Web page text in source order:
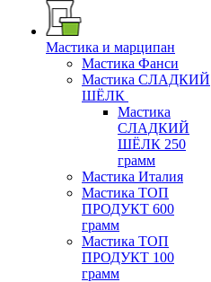
Мастика и марципан
Мастика Фанси
Мастика СЛАДКИЙ
ШЁЛК
Мастика
СЛАДКИЙ
ШЁЛК 250
грамм
Мастика Италия
Мастика ТОП
ПРОДУКТ 600
грамм
Мастика ТОП
ПРОДУКТ 100
грамм